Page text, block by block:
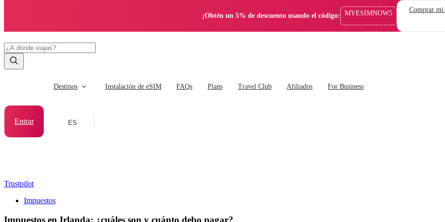
¡Obtén un 5% de descuento usando el código: MYESIMNOW5 Comprar
Destinos Instalación de eSIM FAQs Plans Travel Club Afiliados For Business
Entrar ES
Trustpilot
Impuestos
Impuestos en Irlanda: ¿cuáles son y cuánto debo pagar?